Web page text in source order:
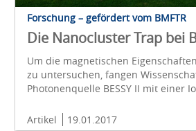
Forschung – gefördert vom BMFTR
Die Nanocluster Trap bei
Um die magnetischen
zu untersuchen, fangen
Photonenquelle BESSY II mit einer
Artikel 19.01.2017